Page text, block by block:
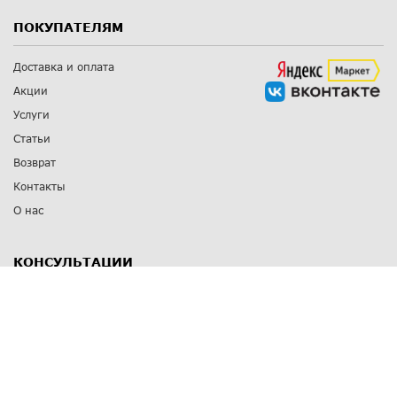
ПОКУПАТЕЛЯМ
Доставка и оплата
Акции
Услуги
Статьи
Возврат
Контакты
О нас
КОНСУЛЬТАЦИИ